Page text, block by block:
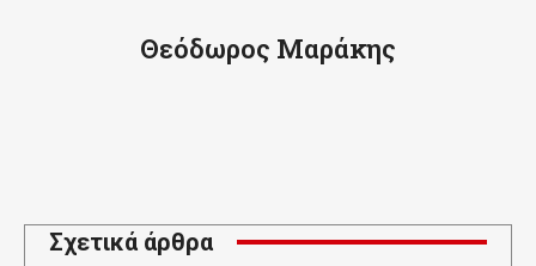
Θεόδωρος Μαράκης
Σχετικά άρθρα